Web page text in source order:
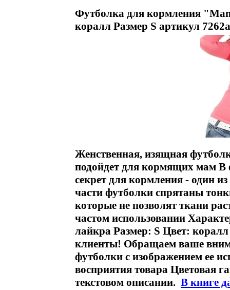
Футболка для кормления
коралл Размер S артикул
Женственная, изящная
подойдет для кормящих мам В
секрет для кормления - один
части футболки спрятаны
которые не позволят ткани
частом использовании
лайкра Размер: S Цвет:
клиенты! Обращаем ваше
футболки с изображением ее
восприятия товара Цветовая
текстовом описании. В книге